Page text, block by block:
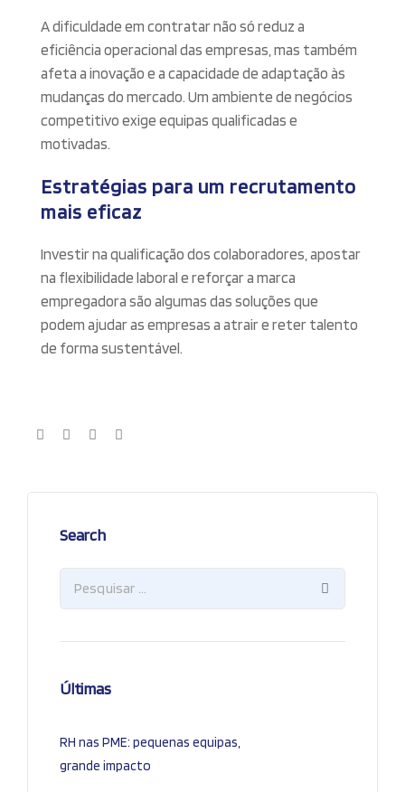
A dificuldade em contratar não só reduz a
eficiência operacional das empresas, mas também
afeta a inovação e a capacidade de adaptação às
mudanças do mercado. Um ambiente de negócios
competitivo exige equipas qualificadas e
motivadas.
Estratégias para um recrutamento
mais eficaz
Investir na qualificação dos colaboradores, apostar
na flexibilidade laboral e reforçar a marca
empregadora são algumas das soluções que
podem ajudar as empresas a atrair e reter talento
de forma sustentável.
Search
Últimas
RH nas PME: pequenas equipas,
grande impacto